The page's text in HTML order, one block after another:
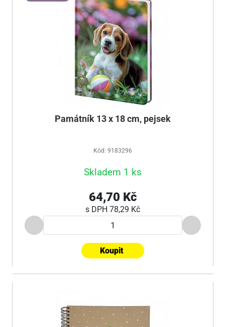
Památník 13 x 18 cm, pejsek
Kód: 9183296
Skladem 1 ks
64,70 Kč
s DPH 78,29 Kč
Koupit